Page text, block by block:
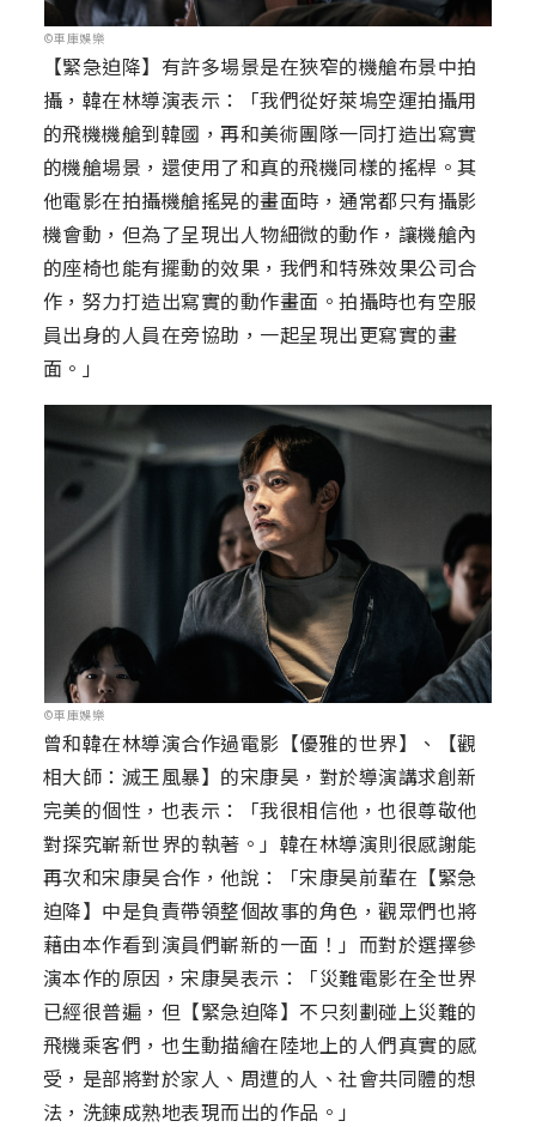
©車庫娛樂
【緊急迫降】有許多場景是在狹窄的機艙布景中拍
攝，韓在林導演表示：「我們從好萊塢空運拍攝用
的飛機機艙到韓國，再和美術團隊一同打造出寫實
的機艙場景，還使用了和真的飛機同樣的搖桿。其
他電影在拍攝機艙搖晃的畫面時，通常都只有攝影
機會動，但為了呈現出人物細微的動作，讓機艙內
的座椅也能有擺動的效果，我們和特殊效果公司合
作，努力打造出寫實的動作畫面。拍攝時也有空服
員出身的人員在旁協助，一起呈現出更寫實的畫
面。」
©車庫娛樂
曾和韓在林導演合作過電影【優雅的世界】、【觀
相大師：滅王風暴】的宋康昊，對於導演講求創新
完美的個性，也表示：「我很相信他，也很尊敬他
對探究嶄新世界的執著。」韓在林導演則很感謝能
再次和宋康昊合作，他說：「宋康昊前輩在【緊急
迫降】中是負責帶領整個故事的角色，觀眾們也將
藉由本作看到演員們嶄新的一面！」而對於選擇參
演本作的原因，宋康昊表示：「災難電影在全世界
已經很普遍，但【緊急迫降】不只刻劃碰上災難的
飛機乘客們，也生動描繪在陸地上的人們真實的感
受，是部將對於家人、周遭的人、社會共同體的想
法，洗鍊成熟地表現而出的作品。」